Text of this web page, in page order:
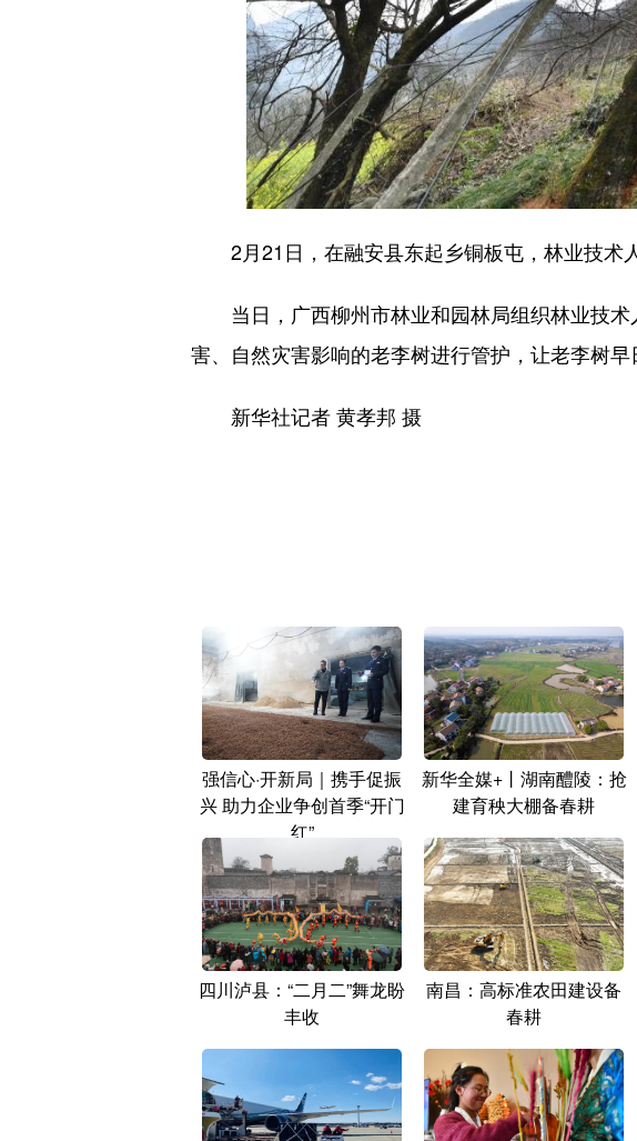
2月21日，在融安县东起乡铜板屯，林业技术
当日，广西柳州市林业和园林局组织林业技术
害、自然灾害影响的老李树进行管护，让老李树
新华社记者 黄孝邦 摄
强信心·开新局｜携手促振
兴 助力企业争创首季“开门
红”
新华全媒+丨湖南醴陵：抢
建育秧大棚备春耕
四川泸县：“二月二”舞龙盼
丰收
南昌：高标准农田建设备
春耕